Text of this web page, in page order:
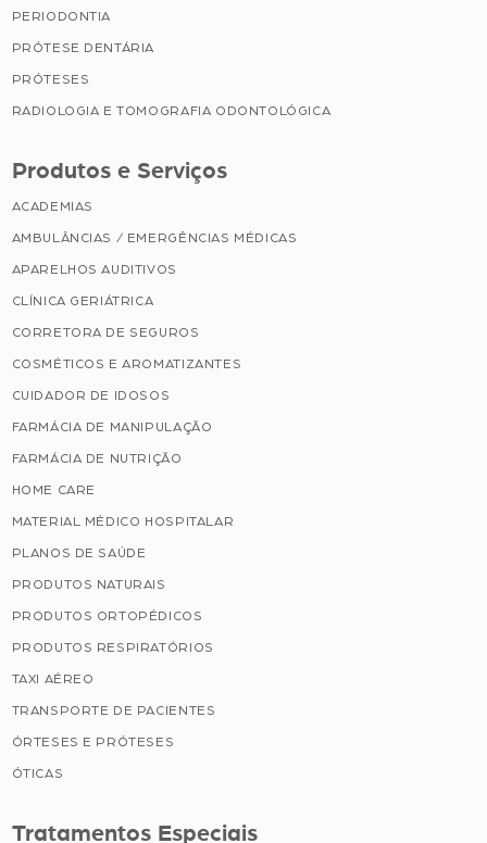
PERIODONTIA
PRÓTESE DENTÁRIA
PRÓTESES
RADIOLOGIA E TOMOGRAFIA ODONTOLÓGICA
Produtos e Serviços
ACADEMIAS
AMBULÂNCIAS / EMERGÊNCIAS MÉDICAS
APARELHOS AUDITIVOS
CLÍNICA GERIÁTRICA
CORRETORA DE SEGUROS
COSMÉTICOS E AROMATIZANTES
CUIDADOR DE IDOSOS
FARMÁCIA DE MANIPULAÇÃO
FARMÁCIA DE NUTRIÇÃO
HOME CARE
MATERIAL MÉDICO HOSPITALAR
PLANOS DE SAÚDE
PRODUTOS NATURAIS
PRODUTOS ORTOPÉDICOS
PRODUTOS RESPIRATÓRIOS
TAXI AÉREO
TRANSPORTE DE PACIENTES
ÓRTESES E PRÓTESES
ÓTICAS
Tratamentos Especiais